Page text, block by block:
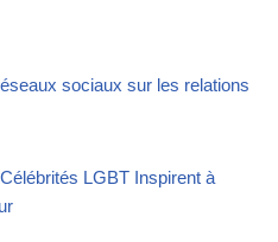
sociaux sur les relations
LGBT Inspirent à